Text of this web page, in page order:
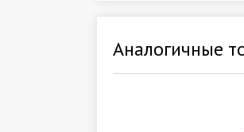
Аналогичные